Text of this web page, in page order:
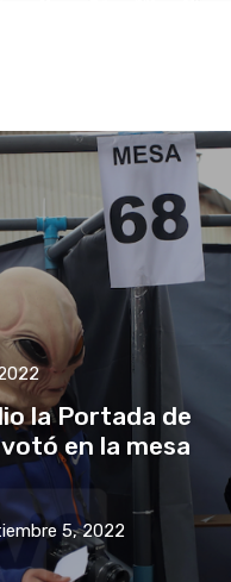
la Portada de
en la mesa
5, 2022